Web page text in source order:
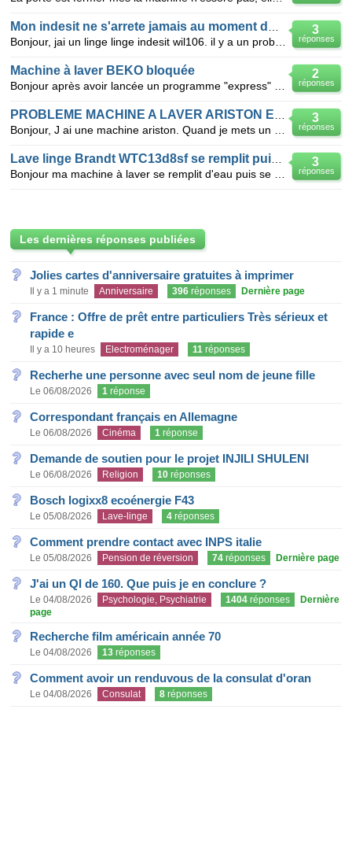
3
réponses
2
réponses
Machine à laver BEKO bloquée
3
réponses
3
réponses
Les dernières réponses publiées
Jolies cartes d'anniversaire gratuites à imprimer
Il y a 1 minute Anniversaire 396 réponses Dernière page
France : Offre de prêt entre particuliers Très sérieux et
rapide e
Il y a 10 heures Electroménager 11 réponses
Recherhe une personne avec seul nom de jeune fille
Le 06/08/2026 1 réponse
Correspondant français en Allemagne
Le 06/08/2026 Cinéma 1 réponse
Demande de soutien pour le projet INJILI SHULENI
Le 06/08/2026 Religion 10 réponses
Bosch logixx8 ecoénergie F43
Le 05/08/2026 Lave-linge 4 réponses
Comment prendre contact avec INPS italie
Le 05/08/2026 Pension de réversion 74 réponses Dernière page
J'ai un QI de 160. Que puis je en conclure ?
Le 04/08/2026 Psychologie, Psychiatrie 1404 réponses
Dernière
page
Recherche film américain année 70
Le 04/08/2026 13 réponses
Comment avoir un renduvous de la consulat d'oran
Le 04/08/2026 Consulat 8 réponses